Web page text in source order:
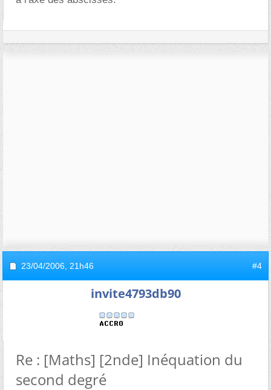
23/04/2006, 21h46 #4
invite4793db90
Re : [Maths] [2nde] Inéquation du
second degré